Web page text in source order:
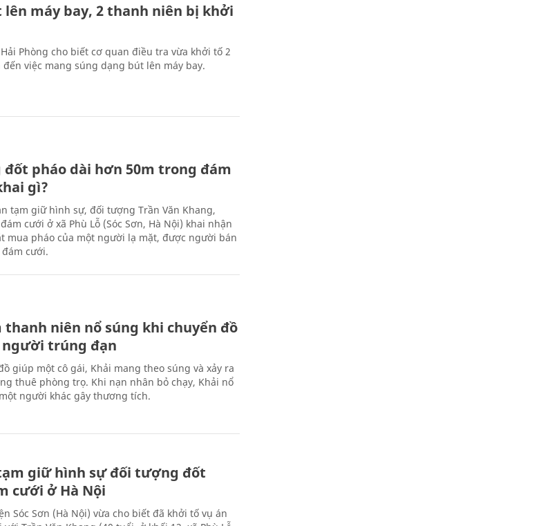
máy bay, 2 thanh niên bị khởi
Phòng cho biết cơ quan điều tra vừa khởi tố 2
việc mang súng dạng bút lên máy bay.
pháo dài hơn 50m trong đám
gì?
tạm giữ hình sự, đối tượng Trần Văn Khang,
cưới ở xã Phù Lỗ (Sóc Sơn, Hà Nội) khai nhận
mua pháo của một người lạ mặt, được người bán
cưới.
niên nổ súng khi chuyển đồ
người trúng đạn
giúp một cô gái, Khải mang theo súng và xảy ra
thuê phòng trọ. Khi nạn nhân bỏ chạy, Khải nổ
người khác gây thương tích.
giữ hình sự đối tượng đốt
cưới ở Hà Nội
Sóc Sơn (Hà Nội) vừa cho biết đã khởi tố vụ án